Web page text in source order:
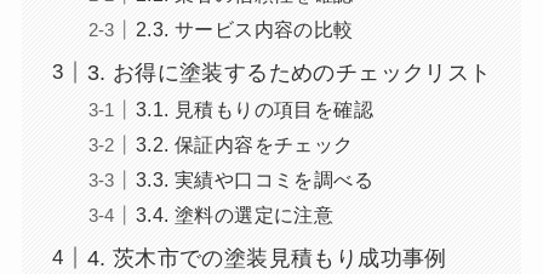
2.3. サービス内容の比較
3. お得に塗装するためのチェックリスト
3.1. 見積もりの項目を確認
3.2. 保証内容をチェック
3.3. 実績や口コミを調べる
3.4. 塗料の選定に注意
4. 茨木市での塗装見積もり成功事例